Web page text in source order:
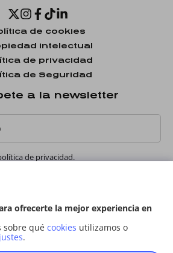
de cookies
intelectual
de privacidad
de Seguridad
a la newsletter
de privacidad.
ofrecerte la mejor experiencia en
sobre qué cookies utilizamos o
.